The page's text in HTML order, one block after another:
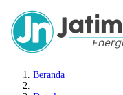
Beranda